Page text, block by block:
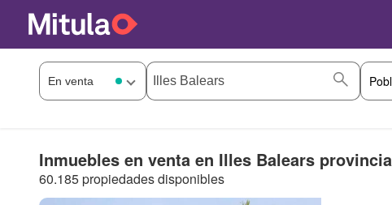
Inmuebles en venta en Illes Balears provincia
60.185 propiedades disponibles